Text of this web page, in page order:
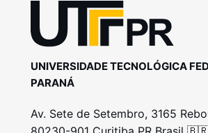
UNIVERSIDADE TECNOLÓGICA
PARANÁ
Av. Sete de Setembro, 3165